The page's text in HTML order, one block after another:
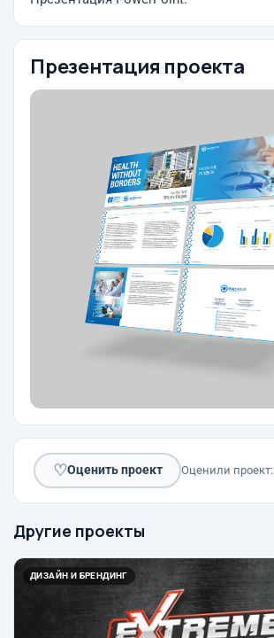
Презентация проекта
♡Оценить проект Оценили проект:
Другие проекты
ДИЗАЙН И БРЕНДИНГ